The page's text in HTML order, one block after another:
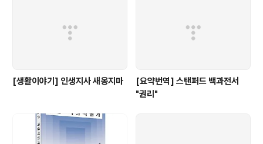
[생활이야기] 인생지사 새옹지마
[요약번역] 스탠퍼드 백과전서
"권리"